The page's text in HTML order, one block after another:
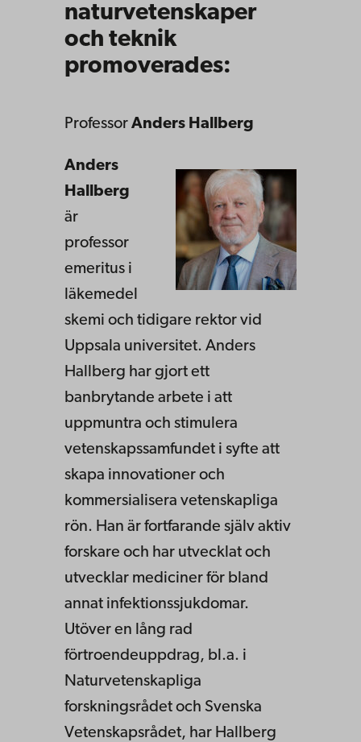
naturvetenskaper
och teknik
promoverades:
Professor Anders Hallberg
Anders
Hallberg
är
professor
emeritus i
läkemedel
skemi och tidigare rektor vid
Uppsala universitet. Anders
Hallberg har gjort ett
banbrytande arbete i att
uppmuntra och stimulera
vetenskapssamfundet i syfte att
skapa innovationer och
kommersialisera vetenskapliga
rön. Han är fortfarande själv aktiv
forskare och har utvecklat och
utvecklar mediciner för bland
annat infektionssjukdomar.
Utöver en lång rad
förtroendeuppdrag, bl.a. i
Naturvetenskapliga
forskningsrådet och Svenska
Vetenskapsrådet, har Hallberg